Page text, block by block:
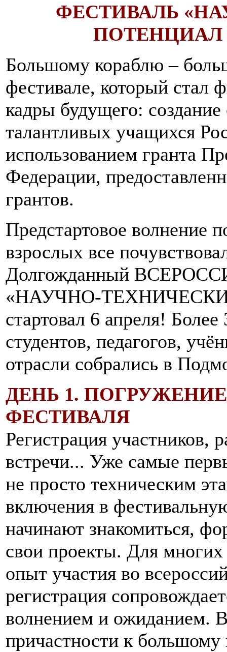
ФЕСТИВАЛЬ
ПОТЕНЦИАЛ
Большому кораблю –
фестивале, который стал
кадры будущего:
талантливых учащихся
использованием гранта
Федерации,
грантов.
Предстартовое волнение
взрослых все
Долгожданный
«НАУЧНО-
стартовал 6 апреля!
студентов, педагогов,
отрасли собрались в
ДЕНЬ 1.
ФЕСТИВАЛЯ
Регистрация участников,
встречи... Уже самые
не просто техническим
включения в
начинают знакомиться,
свои проекты. Для
опыт участия во
регистрация
волнением и ожиданием.
причастности к